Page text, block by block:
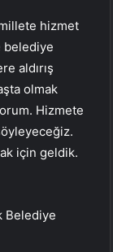
hizmet
belediye
aldırış
olmak
Hizmete
için geldik.
Belediye